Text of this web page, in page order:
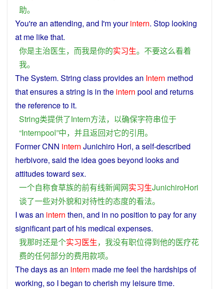
助。
You're an attending, and I'm yourintern. Stop looking
at me like that.
你是主治医生， 而我是你的实习生。 不要这么看着
我。
TheSystem. String classprovidesan Intern method
thatensuresastring is in the intern pool and returns
the referenceto it.
String类提供了Intern方法， 以确保字符串位于
“Internpool”中， 并且返回对它的引用。
FormerCNN intern Junichiro Hori, aself-described
herbivore, said the ideagoes beyond looksand
attitudestoward sex.
一个自称食草族的前有线新闻网实习生JunichiroHori
谈了一些对外貌和对待性的态度的看法。
I wasan intern then, and in noposition topayforany
significantpartofhis medical expenses.
我那时还是个实习医生， 我没有职位得到他的医疗花
费的任何部分的费用款项。
Thedaysas an intern made mefeel the hardshipsof
working, so I began tocherish my leisuretime.